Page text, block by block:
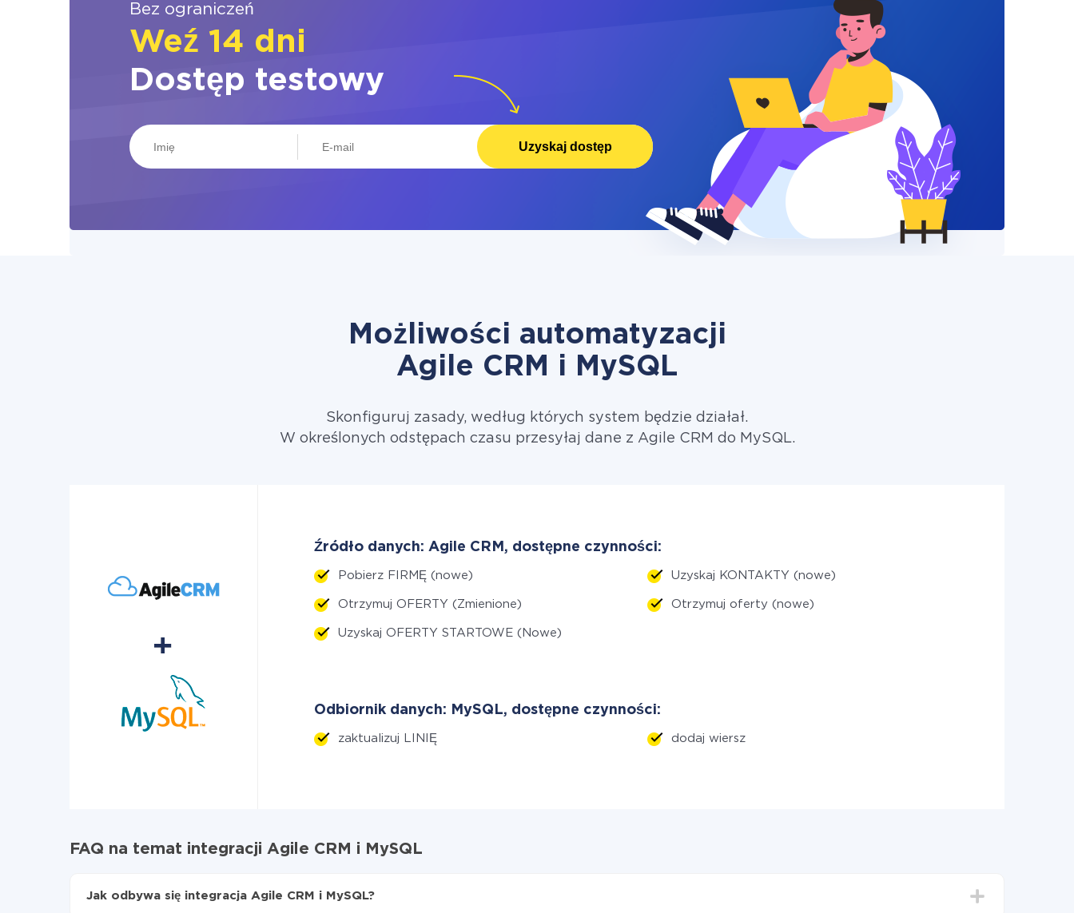
Bez ograniczeń
Weź 14 dni
Dostęp testowy
Uzyskaj dostęp
Możliwości automatyzacji
Agile CRM i MySQL
Skonfiguruj zasady, według których system będzie działał.
W określonych odstępach czasu przesyłaj dane z Agile CRM do MySQL.
Źródło danych: Agile CRM, dostępne czynności:
Pobierz FIRMĘ (nowe) Uzyskaj KONTAKTY (nowe)
Otrzymuj OFERTY (Zmienione) Otrzymuj oferty (nowe)
Uzyskaj OFERTY STARTOWE (Nowe)
Odbiornik danych: MySQL, dostępne czynności:
zaktualizuj LINIĘ dodaj wiersz
FAQ na temat integracji Agile CRM i MySQL
Jak odbywa się integracja Agile CRM i MySQL?